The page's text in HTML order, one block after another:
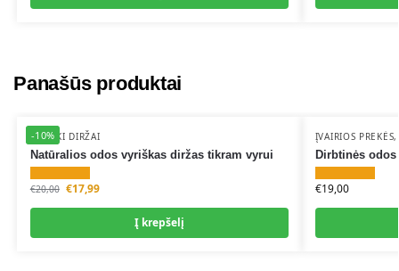
Panašūs produktai
-10%
VYRIŠKI DIRŽAI
Natūralios odos vyriškas diržas tikram vyrui
€20,00 €17,99
Į krepšelį
ĮVAIRIOS PREKĖS
Dirbtinės
€19,00